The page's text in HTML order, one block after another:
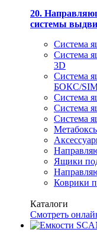
20.
системы
Система
Система
3D
Система
БОКС/
Система
Система
Система
Ящики
Коврики
Каталоги
Смотреть